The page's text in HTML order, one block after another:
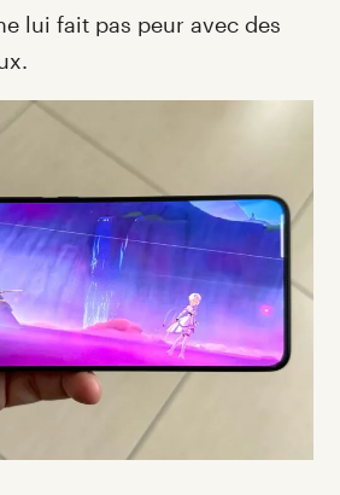
lui fait pas peur avec des